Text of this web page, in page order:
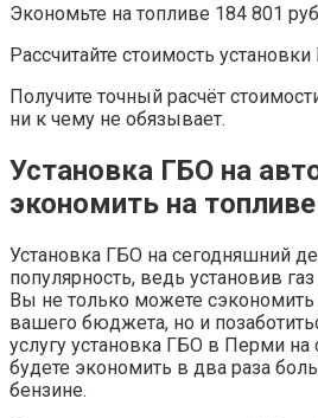
Экономьте на топливе 184 801
Рассчитайте стоимость
Получите точный расчёт
ни к чему не обязывает.
Установка ГБО на
экономить на
Установка ГБО на сегодняшний
популярность, ведь установив
Вы не только можете
вашего бюджета, но и
услугу установка ГБО в Перми
будете экономить в два раза
бензине.